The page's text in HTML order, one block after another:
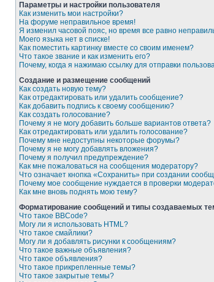
Параметры и настройки пользователя
Как изменить мои настройки?
На форуме неправильное время!
Я изменил часовой пояс, но время все равно
Моего языка нет в списке!
Как поместить картинку вместе со своим именем?
Что такое звание и как изменить его?
Почему, когда я нажимаю ссылку для отправки
Создание и размещение сообщений
Как создать новую тему?
Как отредактировать или удалить сообщение?
Как добавить подпись к своему сообщению?
Как создать голосование?
Почему я не могу добавить больше вариантов ответа?
Как отредактировать или удалить голосование?
Почему мне недоступны некоторые форумы?
Почему я не могу добавлять вложения?
Почему я получил предупреждение?
Как мне пожаловаться на сообщения модератору?
Что означает кнопка «Сохранить» при создании
Почему мое сообщение нуждается в проверки
Как мне вновь поднять мою тему?
Форматирование сообщений и типы создаваемых
Что такое BBCode?
Могу ли я использовать HTML?
Что такое смайлики?
Могу ли я добавлять рисунки к сообщениям?
Что такое важные объявления?
Что такое объявления?
Что такое прикрепленные темы?
Что такое закрытые темы?